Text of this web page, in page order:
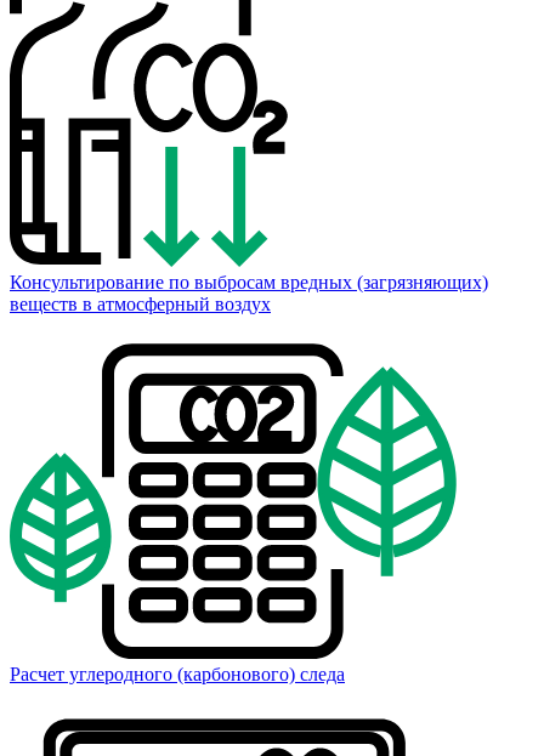
Консультирование по выбросам вредных (загрязняющих)
веществ в атмосферный воздух
Расчет углеродного (карбонового) следа